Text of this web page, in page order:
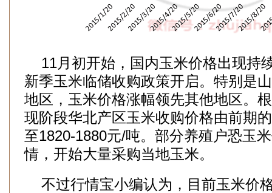
11月初开始，国内玉米价格出现持
新季玉米临储收购政策开启。特别是
地区，玉米价格涨幅领先其他地区。
现阶段华北产区玉米收购价格由前期
至1820-1880元/吨。部分养殖户恐玉
情，开始大量采购当地玉米。
不过行情宝小编认为，目前玉米价